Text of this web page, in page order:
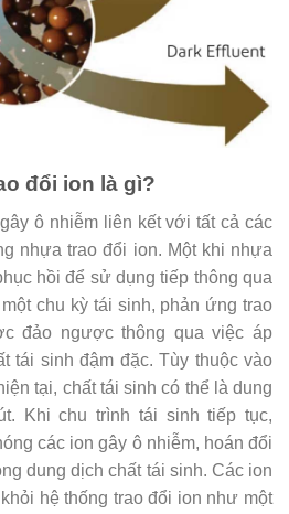
đổi ion là gì?
ô nhiễm liên kết với tất cả các
nhựa trao đổi ion. Một khi nhựa
hồi để sử dụng tiếp thông qua
chu kỳ tái sinh, phản ứng trao
đảo ngược thông qua việc áp
tái sinh đậm đặc. Tùy thuộc vào
tại, chất tái sinh có thể là dung
Khi chu trình tái sinh tiếp tục,
các ion gây ô nhiễm, hoán đổi
dung dịch chất tái sinh. Các ion
hệ thống trao đổi ion như một